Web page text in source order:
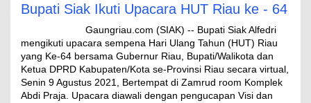
Bupati Siak Ikuti Upacara HUT Riau ke - 64
Gaungriau.com (SIAK) -- Bupati Siak Alfedri
mengikuti upacara sempena Hari Ulang Tahun (HUT) Riau
yang Ke-64 bersama Gubernur Riau, Bupati/Walikota dan
Ketua DPRD Kabupaten/Kota se-Provinsi Riau secara virtual,
Senin 9 Agustus 2021, Bertempat di Zamrud room Komplek
Abdi Praja. Upacara diawali dengan pengucapan Visi dan